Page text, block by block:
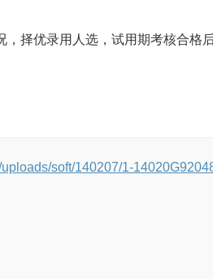
优录用人选，试用期考核合格后
soft/140207/1-